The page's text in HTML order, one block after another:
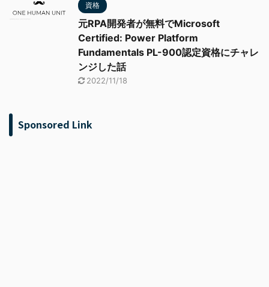
資格
元RPA開発者が無料でMicrosoft
Certified: Power Platform
Fundamentals PL-900認定資格にチャレ
ンジした話
2022/11/18
Sponsored Link